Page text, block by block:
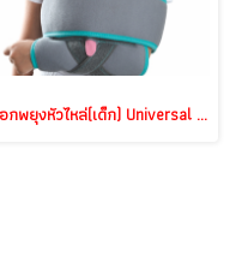
เฝือกพยุงหัวไหล่(เด็ก) Universal Shoulder immobilizer(Child)